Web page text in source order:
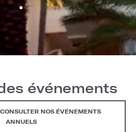
événements
NOS ÉVÉNEMENTS
ANNUELS